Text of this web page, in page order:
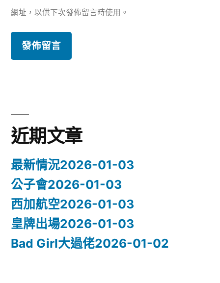
網址，以供下次發佈留言時使用。
近期文章
最新情況2026-01-03
公子會2026-01-03
西加航空2026-01-03
皇牌出場2026-01-03
Bad Girl大過佬2026-01-02